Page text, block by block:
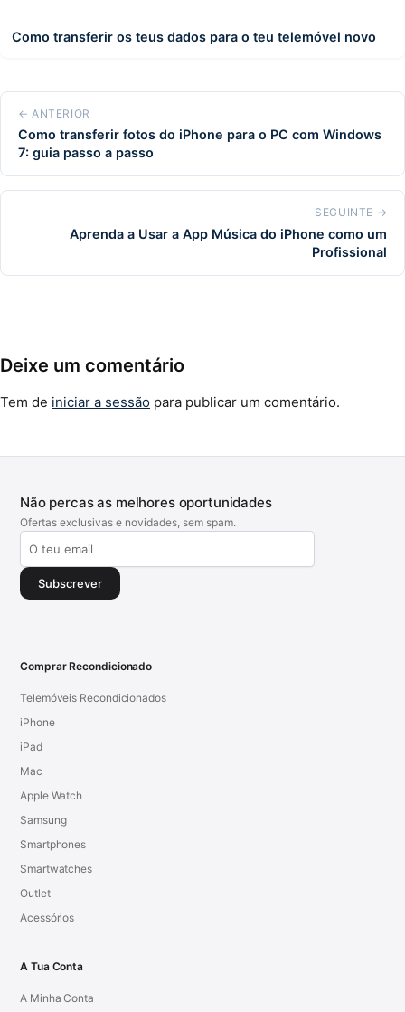
Como transferir os teus dados para o teu telemóvel novo
← ANTERIOR
Como transferir fotos do iPhone para o PC com Windows
7: guia passo a passo
SEGUINTE →
Aprenda a Usar a App Música do iPhone como um
Profissional
Deixe um comentário
Tem de iniciar a sessão para publicar um comentário.
Não percas as melhores oportunidades
Ofertas exclusivas e novidades, sem spam.
Subscrever
Comprar Recondicionado
Telemóveis Recondicionados
iPhone
iPad
Mac
Apple Watch
Samsung
Smartphones
Smartwatches
Outlet
Acessórios
A Tua Conta
A Minha Conta